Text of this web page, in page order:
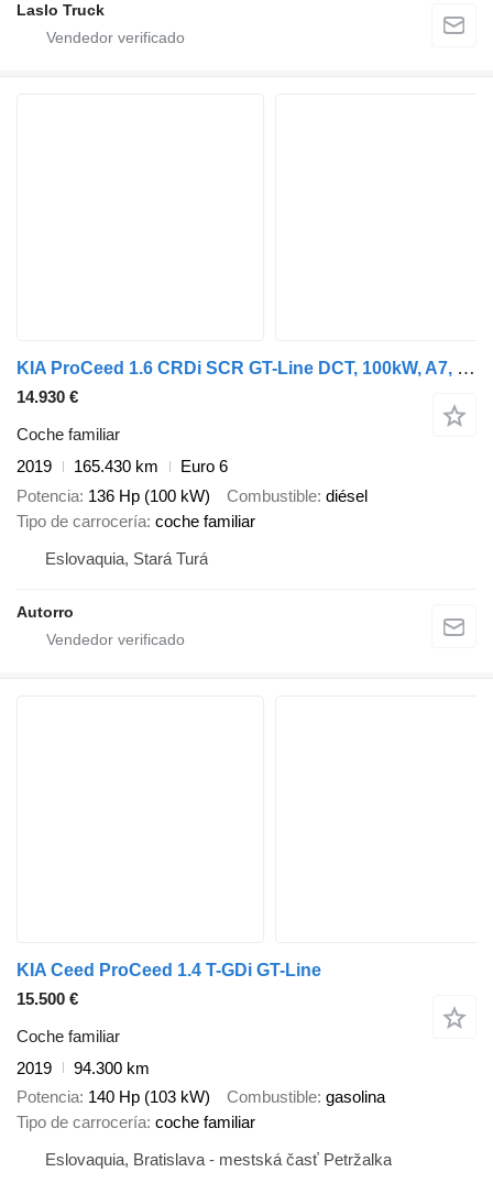
Laslo Truck
KIA ProCeed 1.6 CRDi SCR GT-Line DCT, 100kW, A7, 5d. / AJ NA SPLÁTKY
14.930 €
Coche familiar
2019
165.430 km
Euro 6
Potencia 136 Hp (100 kW) Combustible diésel
Tipo de carrocería coche familiar
Eslovaquia, Stará Turá
Autorro
KIA Ceed ProCeed 1.4 T-GDi GT-Line
15.500 €
Coche familiar
2019
94.300 km
Potencia 140 Hp (103 kW) Combustible gasolina
Tipo de carrocería coche familiar
Eslovaquia, Bratislava - mestská časť Petržalka